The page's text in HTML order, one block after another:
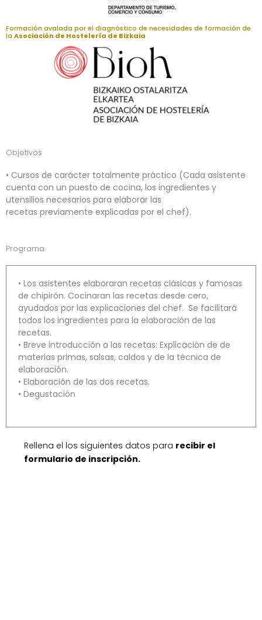
Formación avalada por el diagnóstico de necesidades de formación de
la Asociación de Hostelería de Bizkaia
Objetivos
• Cursos de carácter totalmente práctico (Cada asistente
cuenta con un puesto de cocina, los ingredientes y
utensilios necesarios para elaborar las
recetas previamente explicadas por el chef).
Programa
• Los asistentes elaboraran recetas clásicas y famosas
de chipirón. Cocinaran las recetas desde cero,
ayudados por las explicaciones del chef. Se facilitará
todos los ingredientes para la elaboración de las
recetas.
• Breve introducción a las recetas: Explicación de de
materias primas, salsas, caldos y de la técnica de
elaboración.
• Elaboración de las dos recetas.
• Degustación
Rellena el los siguientes datos para recibir el
formulario de inscripción.